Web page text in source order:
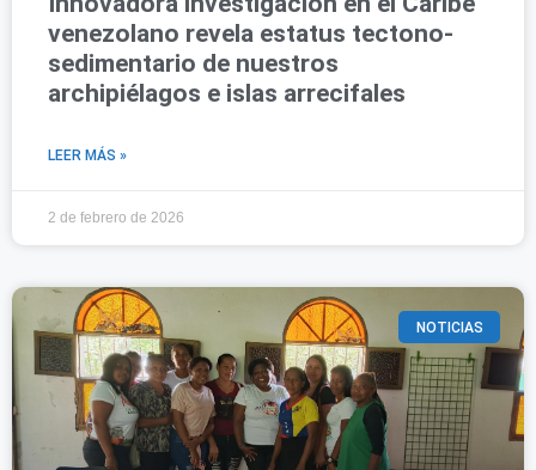
venezolano revela estatus tectono-
sedimentario de nuestros
archipiélagos e islas arrecifales
LEER MÁS »
2 de febrero de 2026
NOTICIAS